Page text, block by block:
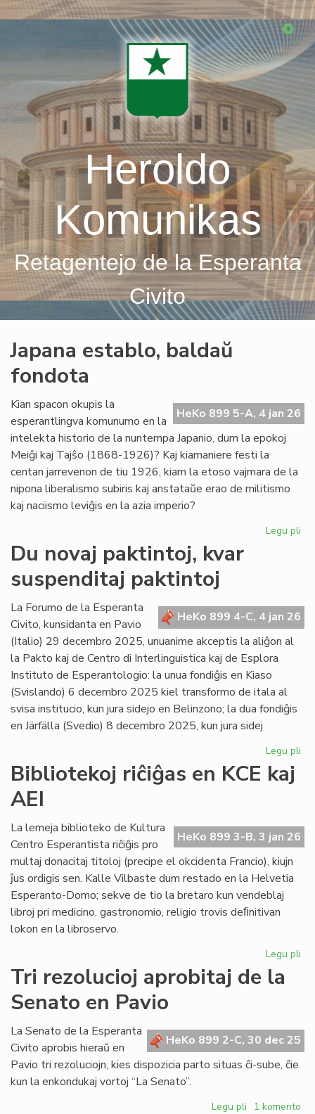
Skip
Heroldo
Komunikas
Retagentejo de la Esperanta
Civito
Japana establo, baldaŭ
fondota
HeKo 899 5-A, 4 jan 26
Kian spacon okupis la
esperantlingva komunumo en la
intelekta historio de la nuntempa Japanio, dum la epokoj
Meiĝi kaj Tajŝo (1868-1926)? Kaj kiamaniere festi la
centan jarrevenon de tiu 1926, kiam la etoso vajmara de la
nipona liberalismo subiris kaj anstataŭe erao de militismo
kaj naciismo leviĝis en la azia imperio?
Legu pli
Du novaj paktintoj, kvar
suspenditaj paktintoj
HeKo 899 4-C, 4 jan 26
La Forumo de la Esperanta
Civito, kunsidanta en Pavio
(Italio) 29 decembro 2025, unuanime akceptis la aliĝon al
la Pakto kaj de Centro di Interlinguistica kaj de Esplora
Instituto de Esperantologio: la unua fondiĝis en Kiaso
(Svislando) 6 decembro 2025 kiel transformo de itala al
svisa institucio, kun jura sidejo en Belinzono; la dua fondiĝis
en Järfälla (Svedio) 8 decembro 2025, kun jura sidej
Legu pli
Bibliotekoj riĉiĝas en KCE kaj
AEI
HeKo 899 3-B, 3 jan 26
La lerneja biblioteko de Kultura
Centro Esperantista riĉiĝis pro
multaj donacitaj titoloj (precipe el okcidenta Francio), kiujn
ĵus ordigis sen. Kalle Vilbaste dum restado en la Helvetia
Esperanto-Domo; sekve de tio la bretaro kun vendeblaj
libroj pri medicino, gastronomio, religio trovis deﬁnitivan
lokon en la libroservo.
Legu pli
kaj
Tri rezolucioj aprobitaj de la
Senato en Pavio
HeKo 899 2-C, 30 dec 25
La Senato de la Esperanta
Civito aprobis hieraŭ en
Pavio tri rezoluciojn, kies dispozicia parto situas ĉi-sube, ĉie
kun la enkondukaj vortoj “La Senato”.
Legu pli pri1 komento